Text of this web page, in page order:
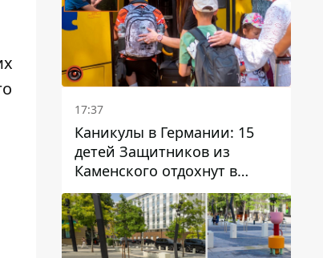
17:37
Каникулы в Германии: 15
детей Защитников из
Каменского отдохнут в
Вуппертале